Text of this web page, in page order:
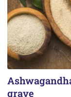
grave